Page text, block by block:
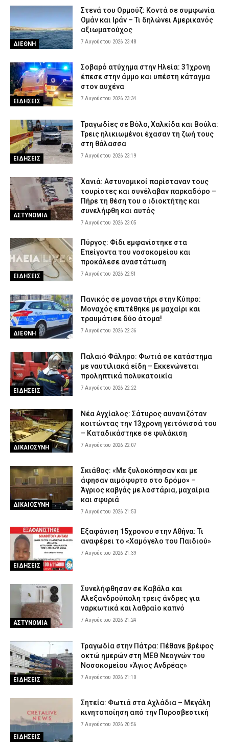
προχώρησε σε δωρεά ειδών ιματισμού στο Αστυνομικό Τμήμα
7 Αυγούστου 2026 16:48
ΔΙΕΘΝΗ
Στενά του Ορμούζ: Κοντά σε συμφωνία
Ομάν και Ιράν – Τι δηλώνει Αμερικανός
αξιωματούχος
7 Αυγούστου 2026 23:48
ΕΙΔΗΣΕΙΣ
Σοβαρό ατύχημα στην Ηλεία: 31χρονη
έπεσε στην άμμο και υπέστη κάταγμα
στον αυχένα
7 Αυγούστου 2026 23:34
ΕΙΔΗΣΕΙΣ
Τραγωδίες σε Βόλο, Χαλκίδα και Βούλα:
Τρεις ηλικιωμένοι έχασαν τη ζωή τους
στη θάλασσα
7 Αυγούστου 2026 23:19
ΑΣΤΥΝΟΜΙΑ
Χανιά: Αστυνομικοί παρίσταναν τους
τουρίστες και συνέλαβαν παρκαδόρο –
Πήρε τη θέση του ο ιδιοκτήτης και
συνελήφθη και αυτός
7 Αυγούστου 2026 23:05
ΕΙΔΗΣΕΙΣ
Πύργος: Φίδι εμφανίστηκε στα
Επείγοντα του νοσοκομείου και
προκάλεσε αναστάτωση
7 Αυγούστου 2026 22:51
ΔΙΕΘΝΗ
Πανικός σε μοναστήρι στην Κύπρο:
Μοναχός επιτέθηκε με μαχαίρι και
τραυμάτισε δύο άτομα!
7 Αυγούστου 2026 22:36
ΕΙΔΗΣΕΙΣ
Παλαιό Φάληρο: Φωτιά σε κατάστημα
με ναυτιλιακά είδη – Εκκενώνεται
προληπτικά πολυκατοικία
7 Αυγούστου 2026 22:22
ΔΙΚΑΙΟΣΥΝΗ
Νέα Αγχίαλος: Σάτυρος αυνανιζόταν
κοιτώντας την 13χρονη γειτόνισσά του
– Καταδικάστηκε σε φυλάκιση
7 Αυγούστου 2026 22:07
ΔΙΚΑΙΟΣΥΝΗ
Σκιάθος: «Με ξυλοκόπησαν και με
άφησαν αιμόφυρτο στο δρόμο» –
Άγριος καβγάς με λοστάρια, μαχαίρια
και σφυριά
7 Αυγούστου 2026 21:53
ΕΙΔΗΣΕΙΣ
Εξαφάνιση 15χρονου στην Αθήνα: Τι
αναφέρει το «Χαμόγελο του Παιδιού»
7 Αυγούστου 2026 21:39
ΑΣΤΥΝΟΜΙΑ
Συνελήφθησαν σε Καβάλα και
Αλεξανδρούπολη τρεις άνδρες για
ναρκωτικά και λαθραίο καπνό
7 Αυγούστου 2026 21:24
ΕΙΔΗΣΕΙΣ
Τραγωδία στην Πάτρα: Πέθανε βρέφος
οκτώ ημερών στη ΜΕΘ Νεογνών του
Νοσοκομείου «Άγιος Ανδρέας»
7 Αυγούστου 2026 21:10
ΕΙΔΗΣΕΙΣ
Σητεία: Φωτιά στα Αχλάδια – Μεγάλη
κινητοποίηση από την Πυροσβεστική
7 Αυγούστου 2026 20:56